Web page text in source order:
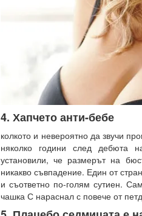
4. Хапчето анти-бебе
колкото и невероятно да звучи
няколко години след дебюта
установили, че размерът на
никакво съвпадение. Един от
и съответно по-голям сутиен.
чашка С нараснал с повече от